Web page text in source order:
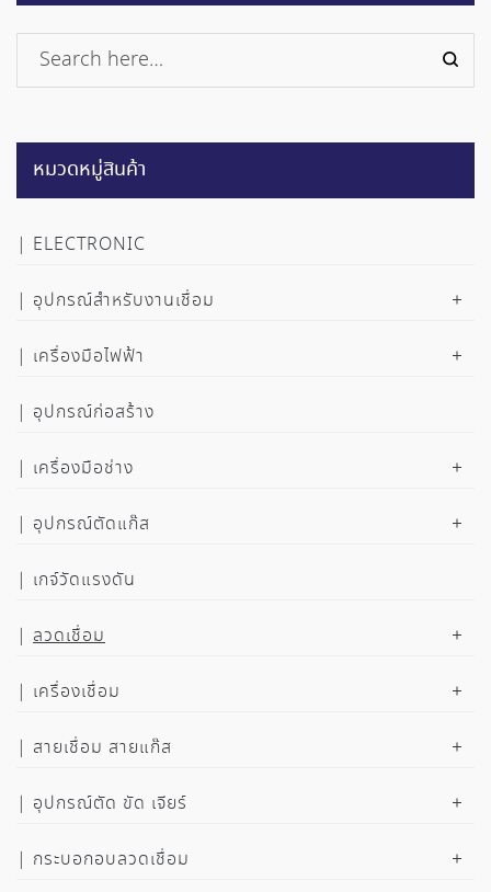
หมวดหมู่สินค้า
ELECTRONIC
อุปกรณ์สำหรับงานเชื่อม
เครื่องมือไฟฟ้า
อุปกรณ์ก่อสร้าง
เครื่องมือช่าง
อุปกรณ์ตัดแก๊ส
เกจ์วัดแรงดัน
ลวดเชื่อม
เครื่องเชื่อม
สายเชื่อม สายแก๊ส
อุปกรณ์ตัด ขัด เจียร์
กระบอกอบลวดเชื่อม